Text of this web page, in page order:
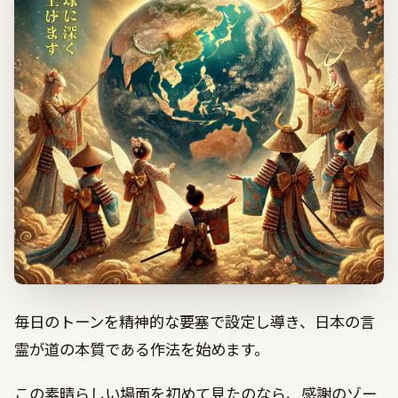
毎日のトーンを精神的な要塞で設定し導き、日本の言
霊が道の本質である作法を始めます。
この素晴らしい場面を初めて見たのなら、感謝のゾー